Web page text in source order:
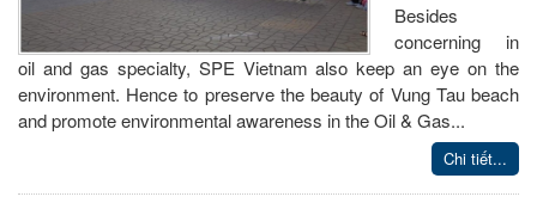
Besides
concerning in
oil and gas specialty, SPE Vietnam also keep an eye on the
environment. Hence to preserve the beauty of Vung Tau beach
and promote environmental awareness in the Oil & Gas...
Chi tiết...